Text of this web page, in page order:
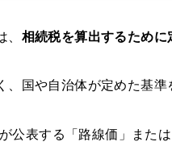
相続税を算出するため
、国や自治体が定めた基準
公表する「路線価」また